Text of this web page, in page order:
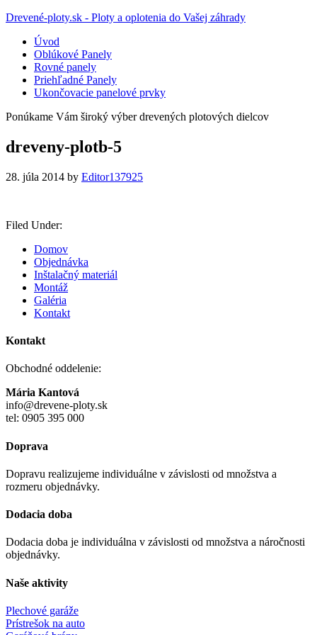
Drevené-ploty.sk - Ploty a oplotenia do Vašej záhrady
Úvod
Oblúkové Panely
Rovné panely
Priehľadné Panely
Ukončovacie panelové prvky
Ponúkame Vám široký výber drevených plotových dielcov
dreveny-plotb-5
28. júla 2014 by Editor137925
Filed Under:
Domov
Objednávka
Inštalačný materiál
Montáž
Galéria
Kontakt
Kontakt
Obchodné oddelenie:
Mária Kantová
info@drevene-ploty.sk
tel: 0905 395 000
Doprava
Dopravu realizujeme individuálne v závislosti od množstva a
rozmeru objednávky.
Dodacia doba
Dodacia doba je individuálna v závislosti od množstva a náročnosti
objednávky.
Naše aktivity
Plechové garáže
Prístrešok na auto